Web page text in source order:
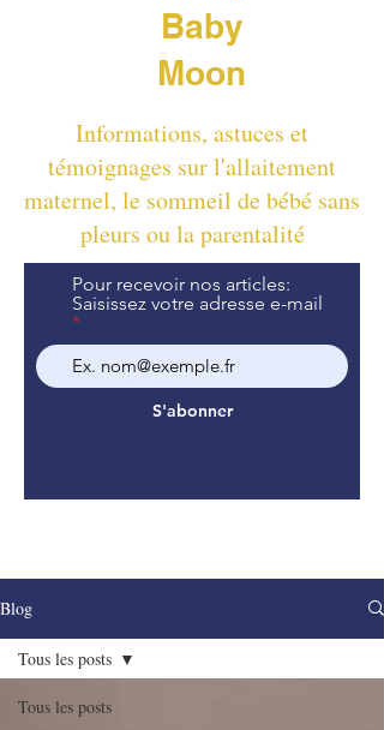
Baby
Moon
Informations, astuces et
témoignages sur l'allaitement
maternel, le sommeil de bébé sans
pleurs ou la parentalité
Pour recevoir nos articles:
Saisissez votre adresse e-mail
S'abonner
Blog
Tous les posts
Tous les posts